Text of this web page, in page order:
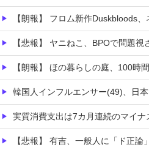
【朗報】 フロム新作Duskbloods、ネッ
【悲報】 ヤニねこ、BPOで問題視
【朗報】 ほの暮らしの庭、100時間遊べてストーリ
韓国人インフルエンサー(49)、日本で次
実質消費支出は7カ月連続のマイ
【悲報】 有吉、一般人に「ド正論」